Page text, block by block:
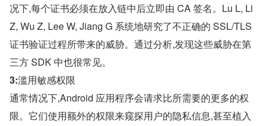
况下,每个证书必须在放入链中后立即由 CA 签名。Lu L, Li
Z, Wu Z, Lee W, Jiang G 系统地研究了不正确的 SSL/TLS
证书验证过程所带来的威胁。通过分析,发现这些威胁在第
三方 SDK 中也很常见。
3:滥用敏感权限
通常情况下,Android 应用程序会请求比所需要的更多的权
限。它们使用额外的权限来窥探用户的隐私信息,甚至植入